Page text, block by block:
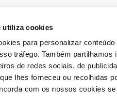
utiliza cookies
para personalizar
tráfego. Também
de redes sociais, de
lhes forneceu ou recolhidas
com os nossos cookies